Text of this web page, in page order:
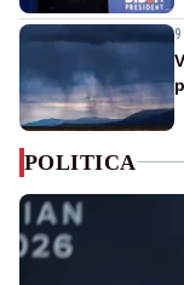
POLITICA